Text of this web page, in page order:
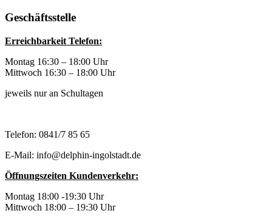
Geschäftsstelle
Erreichbarkeit Telefon:
Montag 16:30 – 18:00 Uhr
Mittwoch 16:30 – 18:00 Uhr
jeweils nur an Schultagen
Telefon: 0841/7 85 65
E-Mail: info@delphin-ingolstadt.de
Öffnungszeiten Kundenverkehr:
Montag 18:00 -19:30 Uhr
Mittwoch 18:00 – 19:30 Uhr